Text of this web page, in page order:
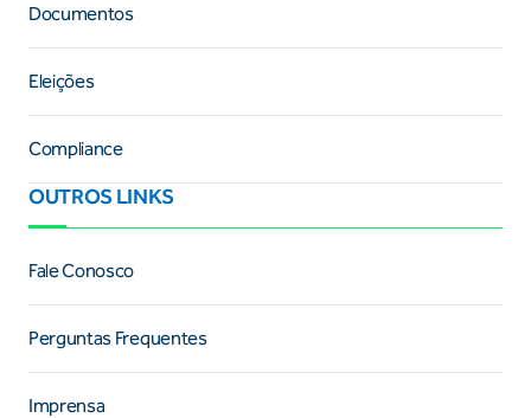
Documentos
Eleições
Compliance
OUTROS LINKS
Fale Conosco
Perguntas Frequentes
Imprensa